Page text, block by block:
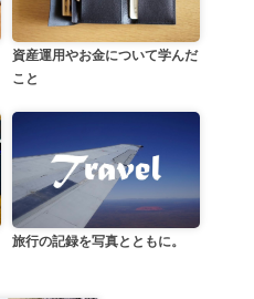
資産運用やお金について学んだ
こと
旅行の記録を写真とともに。